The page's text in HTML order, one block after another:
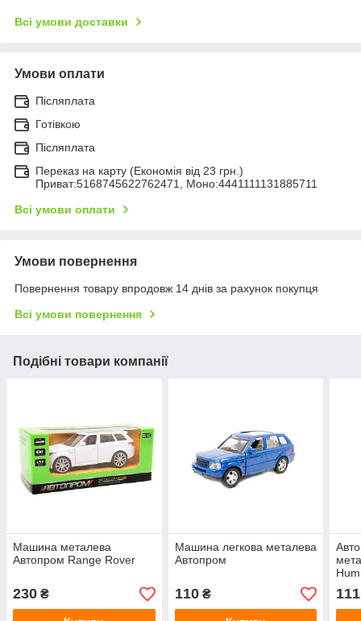
Всі умови доставки
Умови оплати
Післяплата
Готівкою
Післяплата
Переказ на карту (Економія від 23 грн.)
Приват:5168745622762471, Моно:4441111131885711
Всі умови оплати
Умови повернення
Повернення товару впродовж 14 днів за рахунок покупця
Всі умови повернення
Подібні товари компанії
Машина металева
Автопром Range Rover
230 ₴
Машина легкова металева
Автопром
110₴